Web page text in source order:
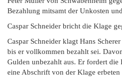
Bezahlung mitsamt der Unkosten
Caspar Schneider bricht die Klage
Caspar Schneider klagt Hans
bis er vollkommen bezahlt sei.
Gulden unbezahlt aus. Er fordert die
eine Abschrift von der Klage